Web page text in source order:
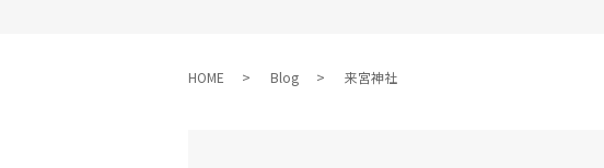
HOME Blog 来宮神社